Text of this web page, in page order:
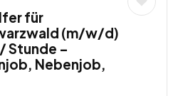
für
(m/w/d)
Stunde –
Nebenjob,